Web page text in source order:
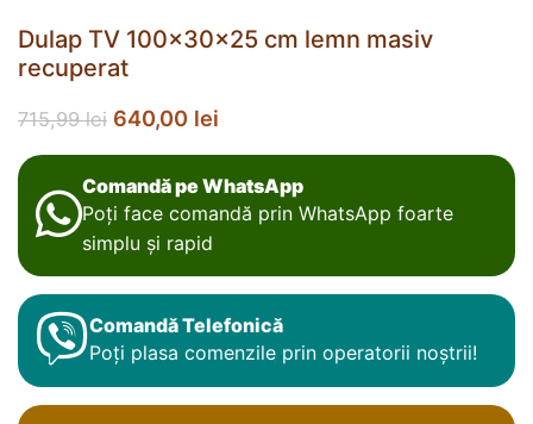
Dulap TV 100x30x25 cm lemn masiv
recuperat
715,99lei 640,00 lei
Comandă pe WhatsApp
Poți face comandă prin WhatsApp foarte
simplu și rapid
Comandă Telefonică
Poți plasa comenzile prin operatorii noștrii!